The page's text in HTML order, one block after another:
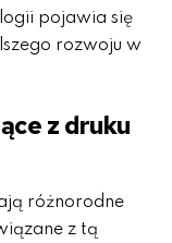
pojawia się
rozwoju w
z druku
różnorodne
z tą